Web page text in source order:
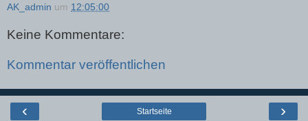
AK_admin um 12:05:00
Keine Kommentare:
Kommentar veröffentlichen
‹ ›
Startseite